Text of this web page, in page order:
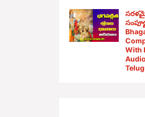
With